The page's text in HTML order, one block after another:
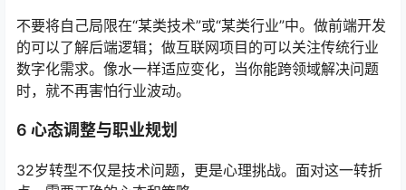
不要将自己局限在“某类技术”或“某类行业”中。做前端开发
的可以了解后端逻辑；做互联网项目的可以关注传统行业
数字化需求。像水一样适应变化，当你能跨领域解决问题
时，就不再害怕行业波动。
6 心态调整与职业规划
32岁转型不仅是技术问题，更是心理挑战。面对这一转折